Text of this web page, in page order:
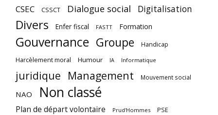
CSEC CSSCT Dialogue social Digitalisation
Divers Enfer fiscal FASTT Formation
Gouvernance Groupe Handicap
Harcèlement moral Humour IA Informatique
juridique Management Mouvement social
NAO Non classé
Plan de départ volontaire Prud'Hommes PSE